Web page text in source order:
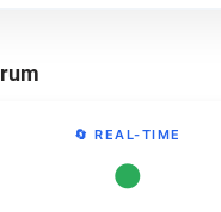
🔄 REAL-TIME
●